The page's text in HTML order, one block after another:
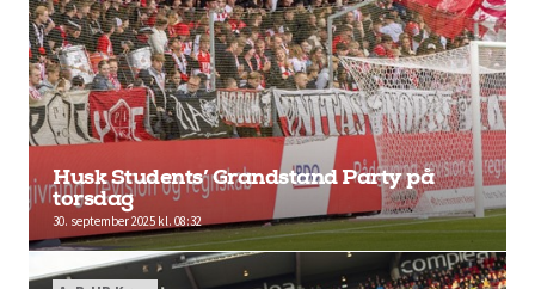
Husk Students’ Grandstand Party på
torsdag
30. september 2025 kl. 08:32